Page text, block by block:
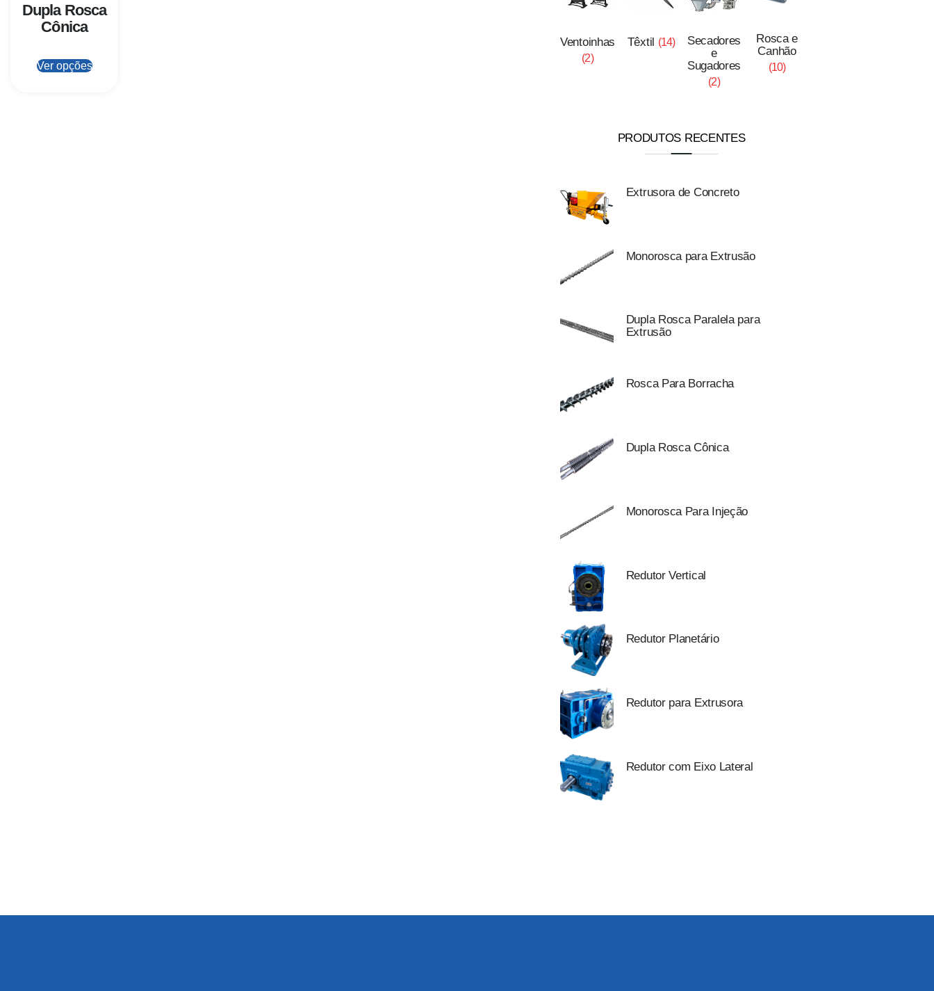
Dupla Rosca
Cônica
Ver opções
Ventoinhas
(2)
Têxtil (14)
Secadores
e
Sugadores
(2)
Rosca e
Canhão
(10)
PRODUTOS RECENTES
Extrusora de Concreto
Monorosca para Extrusão
Dupla Rosca Paralela para
Extrusão
Rosca Para Borracha
Dupla Rosca Cônica
Monorosca Para Injeção
Redutor Vertical
Redutor Planetário
Redutor para Extrusora
Redutor com Eixo Lateral